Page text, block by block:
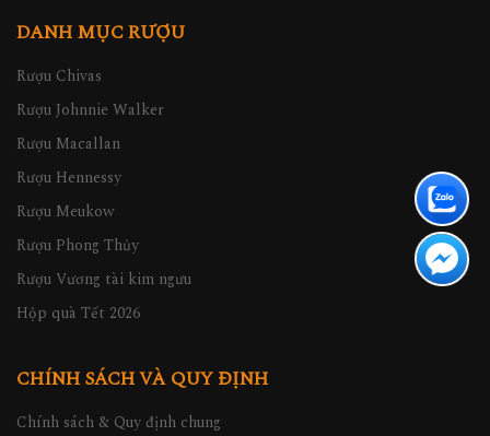
DANH MỤC RƯỢU
Rượu Chivas
Rượu Johnnie Walker
Rượu Macallan
Rượu Hennessy
Rượu Meukow
Rượu Phong Thủy
Rượu Vương tài kim ngưu
Hộp quà Tết 2026
CHÍNH SÁCH VÀ QUY ĐỊNH
Chính sách & Quy định chung